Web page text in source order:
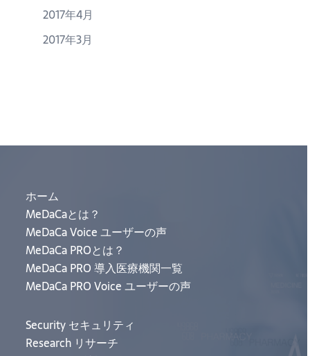
2017年4月
2017年3月
ホーム
MeDaCaとは？
MeDaCa Voice ユーザーの声
MeDaCa PROとは？
MeDaCa PRO 導入医療機関一覧
MeDaCa PRO Voice ユーザーの声
Security セキュリティ
Research リサーチ